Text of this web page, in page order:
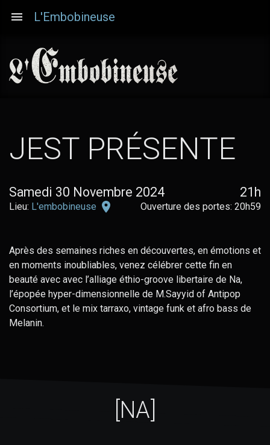
principal
L'Embobineuse
JEST PRÉSENTE
Samedi 30 Novembre 2024 21h
Lieu: L'embobineuse
L'embobineuse
Maps
Ouverture des portes: 20h59
Après des semaines riches en découvertes, en émotions et
en moments inoubliables, venez célébrer cette fin en
beauté avec avec l’alliage éthio-groove libertaire de Na,
l’épopée hyper-dimensionnelle de M.Sayyid of Antipop
Consortium, et le mix tarraxo, vintage funk et afro bass de
Melanin.
[NA]